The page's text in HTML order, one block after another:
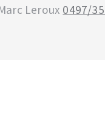
Leroux 0497/